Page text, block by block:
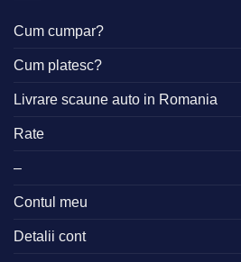
Cum cumpar?
Cum platesc?
Livrare scaune auto in Romania
Rate
–
Contul meu
Detalii cont